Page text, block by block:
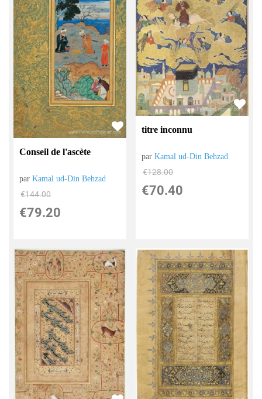
Conseil de l'ascète
parKamal ud-Din Behzad
€144.00
€79.20
titre inconnu
parKamal ud-Din Behzad
€128.00
€70.40